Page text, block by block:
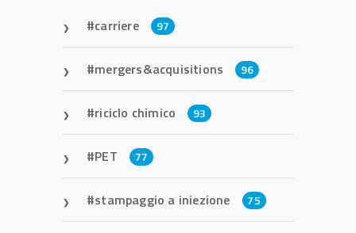
carriere 97
mergers&acquisitions 96
riciclo chimico 93
PET 77
stampaggio a iniezione 75